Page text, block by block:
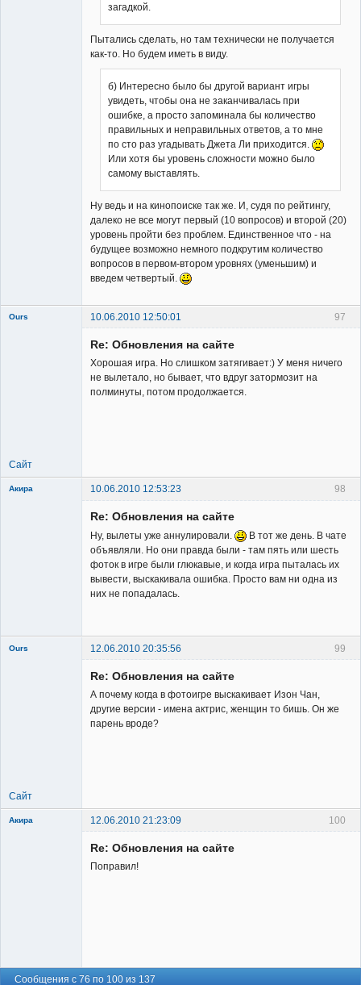
загадкой.
Пытались сделать, но там технически не получается
как-то. Но будем иметь в виду.
б) Интересно было бы другой вариант игры
увидеть, чтобы она не заканчивалась при
ошибке, а просто запоминала бы количество
правильных и неправильных ответов, а то мне
по сто раз угадывать Джета Ли приходится.
Или хотя бы уровень сложности можно было
самому выставлять.
Ну ведь и на кинопоиске так же. И, судя по рейтингу,
далеко не все могут первый (10 вопросов) и второй (20)
уровень пройти без проблем. Единственное что - на
будущее возможно немного подкрутим количество
вопросов в первом-втором уровнях (уменьшим) и
введем четвертый.
97
Ours 10.06.2010 12:50:01
Re: Обновления на сайте
Хорошая игра. Но слишком затягивает:) У меня ничего
не вылетало, но бывает, что вдруг затормозит на
полминуты, потом продолжается.
Сайт
98
Акира 10.06.2010 12:53:23
Re: Обновления на сайте
Ну, вылеты уже аннулировали.
В тот же день. В чате
объявляли. Но они правда были - там пять или шесть
фоток в игре были глюкавые, и когда игра пыталась их
вывести, выскакивала ошибка. Просто вам ни одна из
них не попадалась.
99
Ours 12.06.2010 20:35:56
Re: Обновления на сайте
А почему когда в фотоигре выскакивает Изон Чан,
другие версии - имена актрис, женщин то бишь. Он же
парень вроде?
Сайт
100
Акира 12.06.2010 21:23:09
Re: Обновления на сайте
Поправил!
Сообщения с 76 по 100 из 137